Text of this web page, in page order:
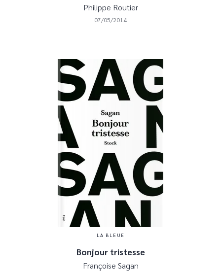
Philippe Routier
07/05/2014
LA BLEUE
Bonjour tristesse
Françoise Sagan